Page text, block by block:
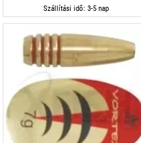
Szállítási idő: 3-5 nap